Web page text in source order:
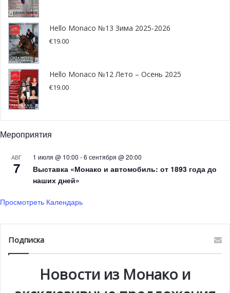
Hello Monaco №13 Зима 2025-2026
€19.00
Hello Monaco №12 Лето – Осень 2025
€19.00
Мероприятия
АВГ
7
1 июля @ 10:00 -6 сентября @ 20:00
Выставка «Монако и автомобиль: от 1893 года до
наших дней»
Просмотреть Календарь
Подписка
Новости из Монако и